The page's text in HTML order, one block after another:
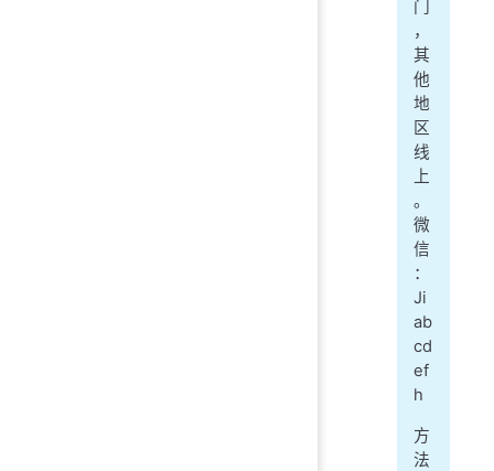
门
，
其
他
地
区
线
上
。
微
信
：
Ji
ab
cd
ef
h
方
法